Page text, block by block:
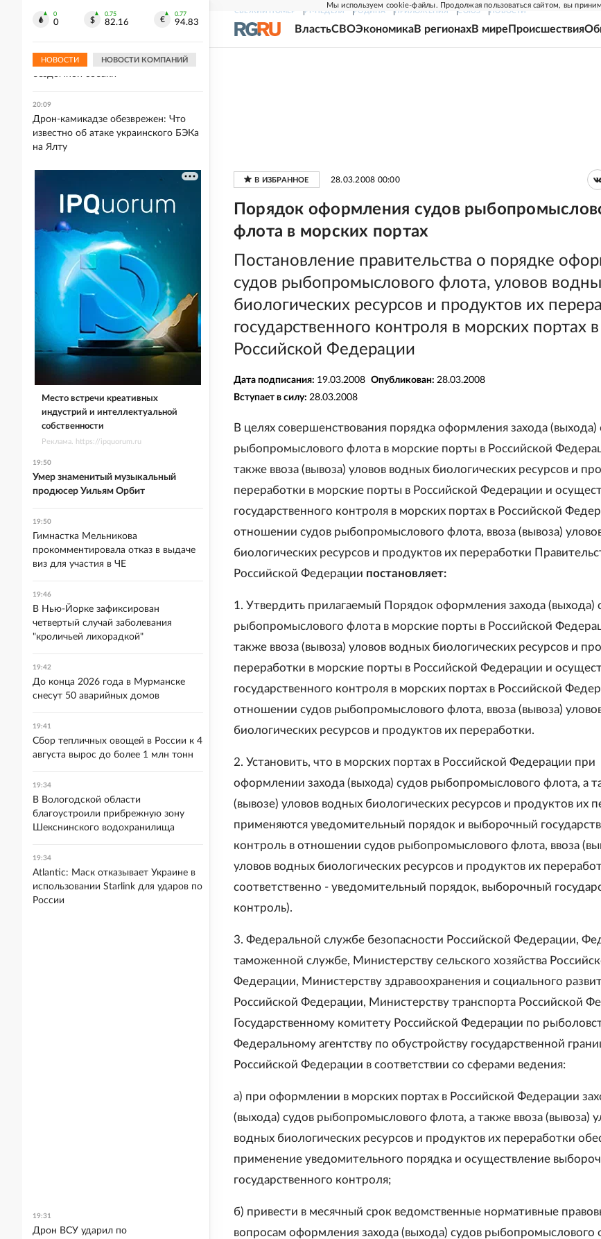
Мы используем cookie-файлы. Продолжая пользоваться сайтом, вы
СВЕЖИЙ НОМЕР РГ-НЕДЕЛЯ РОДИНА ПРИЛОЖЕНИЯ СОЮЗ НОВОСТИ
ВластьСВОЭкономикаВ регионахВ мире Происшествия
28.03.2008 00:00
Порядок оформления судов
флота в морских портах
Постановление правительства о порядке
судов рыбопромыслового флота, уловов
биологических ресурсов и продуктов их
государственного контроля в морских портах в
Российской Федерации
Дата подписания: 19.03.2008 Опубликован: 28.03.2008
Вступает в силу: 28.03.2008
В целях совершенствования порядка оформления захода (выхода)
рыбопромыслового флота в морские порты в Российской
также ввоза (вывоза) уловов водных биологических ресурсов и
переработки в морские порты в Российской Федерации и
государственного контроля в морских портах в Российской
отношении судов рыбопромыслового флота, ввоза (вывоза)
биологических ресурсов и продуктов их переработки
Российской Федерации постановляет:
1. Утвердить прилагаемый Порядок оформления захода (выхода)
рыбопромыслового флота в морские порты в Российской
также ввоза (вывоза) уловов водных биологических ресурсов и
переработки в морские порты в Российской Федерации и
государственного контроля в морских портах в Российской
отношении судов рыбопромыслового флота, ввоза (вывоза)
биологических ресурсов и продуктов их переработки.
2. Установить, что в морских портах в Российской Федерации при
оформлении захода (выхода) судов рыбопромыслового флота, а
(вывозе) уловов водных биологических ресурсов и продуктов их
применяются уведомительный порядок и выборочный
контроль в отношении судов рыбопромыслового флота, ввоза
уловов водных биологических ресурсов и продуктов их
соответственно - уведомительный порядок, выборочный
контроль).
3. Федеральной службе безопасности Российской Федерации,
таможенной службе, Министерству сельского хозяйства
Федерации, Министерству здравоохранения и социального
Российской Федерации, Министерству транспорта Российской
Государственному комитету Российской Федерации по
Федеральному агентству по обустройству государственной
Российской Федерации в соответствии со сферами ведения:
а) при оформлении в морских портах в Российской Федерации
(выхода) судов рыбопромыслового флота, а также ввоза (вывоза)
водных биологических ресурсов и продуктов их переработки
применение уведомительного порядка и осуществление
государственного контроля;
б) привести в месячный срок ведомственные нормативные
вопросам оформления захода (выхода) судов рыбопромыслового
0
0
0.75
82.16
0.77
94.83
НОВОСТИ НОВОСТИ КОМПАНИЙ
оштрафовали за нападение
бездомной собаки
20:09
Дрон-камикадзе обезврежен: Что
известно об атаке украинского БЭКа
на Ялту
Место встречи креативных
индустрий и интеллектуальной
собственности
Реклама. https://ipquorum.ru
19:50
Умер знаменитый музыкальный
продюсер Уильям Орбит
19:50
Гимнастка Мельникова
прокомментировала отказ в выдаче
виз для участия в ЧЕ
19:46
В Нью-Йорке зафиксирован
четвертый случай заболевания
"кроличьей лихорадкой"
19:42
До конца 2026 года в Мурманске
снесут 50 аварийных домов
19:41
Сбор тепличных овощей в России к 4
августа вырос до более 1 млн тонн
19:34
В Вологодской области
благоустроили прибрежную зону
Шекснинского водохранилища
19:34
Atlantic: Маск отказывает Украине в
использовании Starlink для ударов по
России
19:31
Дрон ВСУ ударил по